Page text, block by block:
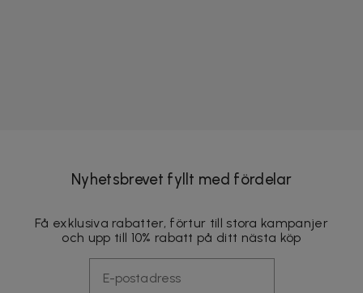
Nyhetsbrevet fyllt med fördelar
Få exklusiva rabatter, förtur till stora kampanjer
och upp till 10% rabatt på ditt nästa köp